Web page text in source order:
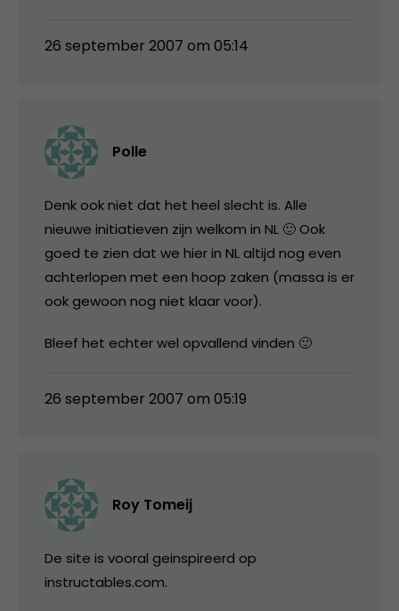
26 september 2007 om 05:14
Polle
Denk ook niet dat het heel slecht is. Alle
nieuwe initiatieven zijn welkom in NL 🙂 Ook
goed te zien dat we hier in NL altijd nog even
achterlopen met een hoop zaken (massa is er
ook gewoon nog niet klaar voor).
Bleef het echter wel opvallend vinden 🙂
26 september 2007 om 05:19
Roy Tomeij
De site is vooral geinspireerd op
instructables.com.